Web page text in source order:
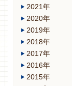
2021年
2020年
2019年
2018年
2017年
2016年
2015年